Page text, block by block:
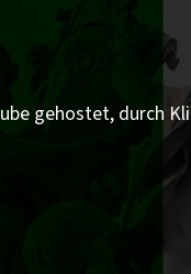
gehostet, durch